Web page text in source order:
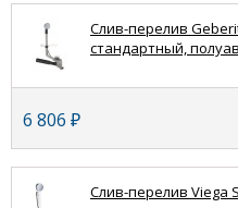
Слив-перелив
стандартный,
6 806 ₽
Слив-перелив Viega